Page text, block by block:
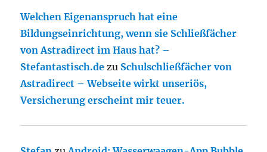
Welchen Eigenanspruch hat eine
Bildungseinrichtung, wenn sie Schließfächer
von Astradirect im Haus hat? –
Stefantastisch.de zu Schulschließfächer von
Astradirect – Webseite wirkt unseriös,
Versicherung erscheint mir teuer.